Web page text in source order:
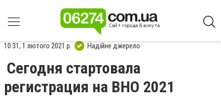
10:31, 1 лютого 2021 р. Надійне джерело
Сегодня стартовала
регистрация на ВНО 2021